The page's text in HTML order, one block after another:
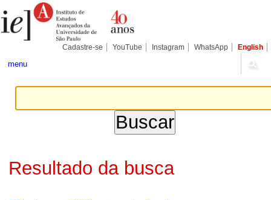
para
conteúdo.
Pessoais
Cadastre-se YouTube Instagram WhatsApp English
menu
Resultado da busca